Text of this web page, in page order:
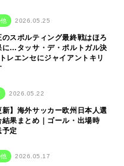
2026.05.25
のスポルティング最終戦はほろ
に…タッサ・デ・ポルトガル決
レエンセにジャイアントキリ
2026.05.22
新】海外サッカー欧州日本人選
結果まとめ｜ゴール・出場時
予定
2026.05.17